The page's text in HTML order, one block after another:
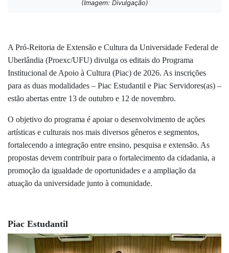
(Imagem: Divulgação)
A Pró-Reitoria de Extensão e Cultura da Universidade Federal de
Uberlândia (Proexc/UFU) divulga os editais do Programa
Institucional de Apoio à Cultura (Piac) de 2026. As inscrições
para as duas modalidades – Piac Estudantil e Piac Servidores(as) –
estão abertas entre 13 de outubro e 12 de novembro.
O objetivo do programa é apoiar o desenvolvimento de ações
artísticas e culturais nos mais diversos gêneros e segmentos,
fortalecendo a integração entre ensino, pesquisa e extensão. As
propostas devem contribuir para o fortalecimento da cidadania, a
promoção da igualdade de oportunidades e a ampliação da
atuação da universidade junto à comunidade.
Piac Estudantil